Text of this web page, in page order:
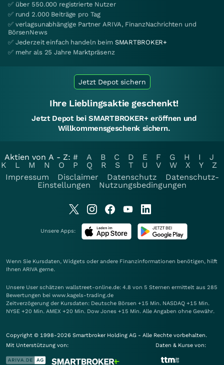
✅ über 550.000 registrierte Nutzer
✅ rund 2.000 Beiträge pro Tag
✅ verlagsunabhängige Partner ARIVA, FinanzNachrichten und
BörsenNews
✅ Jederzeit einfach handeln beim SMARTBROKER+
✅ mehr als 25 Jahre Marktpräsenz
Jetzt Depot sichern
Ihre Lieblingsaktie geschenkt!
Jetzt Depot bei SMARTBROKER+ eröffnen und
Willkommensgeschenk sichern.
Aktien von A - Z: # A B C D E F G H I
J
K
L M N O P Q R S T U V W X Y
Z
Impressum
Disclaimer Datenschutz
Datenschutz-
Einstellungen
Nutzungsbedingungen
Unsere Apps:
Wenn Sie Kursdaten, Widgets oder andere Finanzinformationen benötigen, hilft
Ihnen ARIVA gerne.
Unsere User schätzen wallstreet-online.de: 4.8 von 5 Sternen ermittelt aus 285
Bewertungen bei www.kagels-trading.de
Zeitverzögerung der Kursdaten: Deutsche Börsen +15 Min. NASDAQ +15 Min.
NYSE +20 Min. AMEX +20 Min. Dow Jones +15 Min. Alle Angaben ohne Gewähr.
Copyright © 1998-2026 Smartbroker Holding AG - Alle Rechte vorbehalten.
Mit Unterstützung von:
Daten & Kurse von: